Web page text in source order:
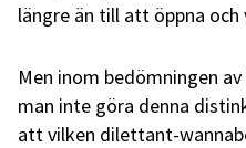
längre än till att öppna
Men inom bedömningen
man inte göra denna
att vilken dilettant-